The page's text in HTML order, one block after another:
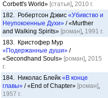
Corbett's World» [статья], 2010 г.
182. Робертсон Дэвис «Убивство и
Неупокоенные Духи» / «Murther
and Walking Spirits» [роман], 1991 г.
183. Кристофер Мур
«Подержанные души» /
«Secondhand Souls» [роман], 2015
г.
184. Николас Блейк «В конце
главы» / «End of Chapter» [роман],
1957 г.